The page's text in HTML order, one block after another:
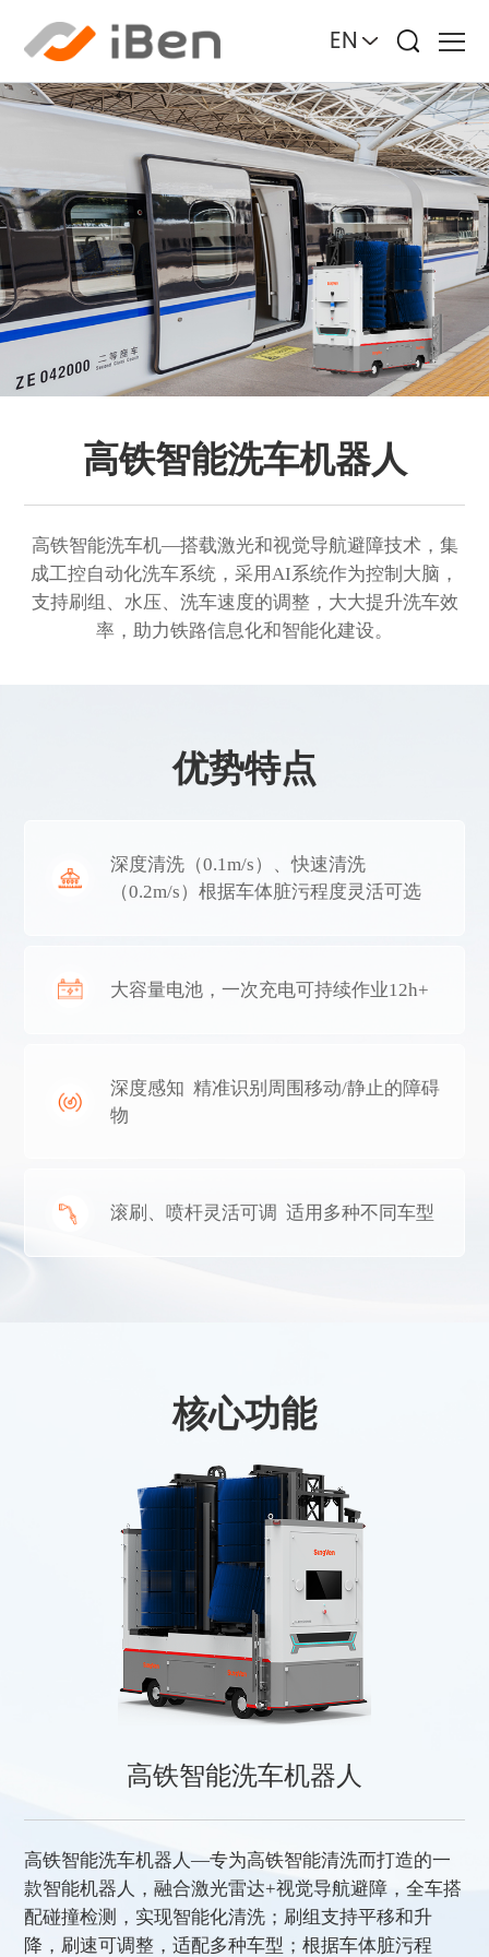
EN
高铁智能洗车机器人
高铁智能洗车机—搭载激光和视觉导航避障技术，集
成工控自动化洗车系统，采用AI系统作为控制大脑，
支持刷组、水压、洗车速度的调整，大大提升洗车效
率，助力铁路信息化和智能化建设。
优势特点
深度清洗（0.1m/s）、快速清洗
（0.2m/s）根据车体脏污程度灵活可选
大容量电池，一次充电可持续作业12h+
深度感知  精准识别周围移动/静止的障碍
物
滚刷、喷杆灵活可调  适用多种不同车型
核心功能
高铁智能洗车机器人
高铁智能洗车机器人—专为高铁智能清洗而打造的一
款智能机器人，融合激光雷达+视觉导航避障，全车搭
配碰撞检测，实现智能化清洗；刷组支持平移和升
降，刷速可调整，适配多种车型；根据车体脏污程